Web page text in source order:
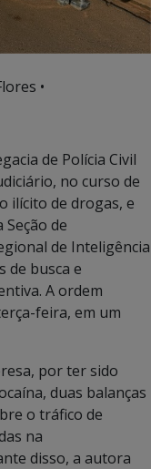
•
de Polícia Civil
no curso de
ilícito de drogas, e
de
de Inteligência
de busca e
A ordem
feira, em um
por ter sido
duas balanças
o tráfico de
na
disso, a autora